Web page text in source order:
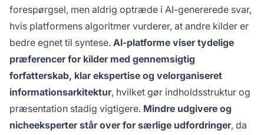
forespørgsel, men aldrig optræde i AI-genererede svar,
hvis platformens algoritmer vurderer, at andre kilder er
bedre egnet til syntese. AI-platforme viser tydelige
præferencer for kilder med gennemsigtig
forfatterskab, klar ekspertise og velorganiseret
informationsarkitektur, hvilket gør indholdsstruktur og
præsentation stadig vigtigere. Mindre udgivere og
nicheeksperter står over for særlige udfordringer, da